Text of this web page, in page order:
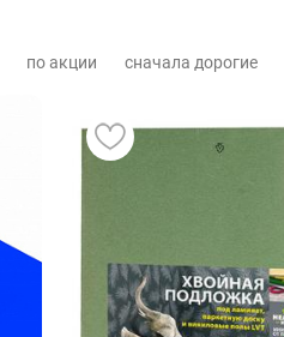
по акции сначала дорогие